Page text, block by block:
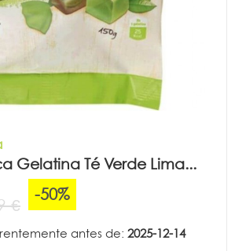
Gelatina Té Verde Lima...
€
-50%
antes de: 2025-12-14